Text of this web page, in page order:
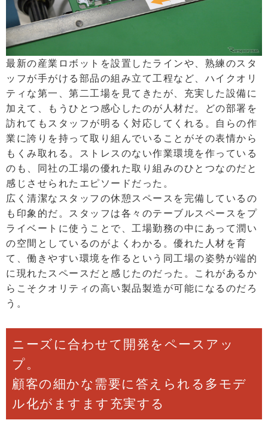
最新の産業ロボットを設置したラインや、熟練のスタ
ッフが手がける部品の組み立て工程など、ハイクオリ
ティな第一、第二工場を見てきたが、充実した設備に
加えて、もうひとつ感心したのが人材だ。どの部署を
訪れてもスタッフが明るく対応してくれる。自らの作
業に誇りを持って取り組んでいることがその表情から
もくみ取れる。ストレスのない作業環境を作っている
のも、同社の工場の優れた取り組みのひとつなのだと
感じさせられたエピソードだった。
広く清潔なスタッフの休憩スペースを完備しているの
も印象的だ。スタッフは各々のテーブルスペースをプ
ライベートに使うことで、工場勤務の中にあって潤い
の空間としているのがよくわかる。優れた人材を育
て、働きやすい環境を作るという同工場の姿勢が端的
に現れたスペースだと感じたのだった。これがあるか
らこそクオリティの高い製品製造が可能になるのだろ
う。
ニーズに合わせて開発をペースアッ
プ。
顧客の細かな需要に答えられる多モデ
ル化がますます充実する